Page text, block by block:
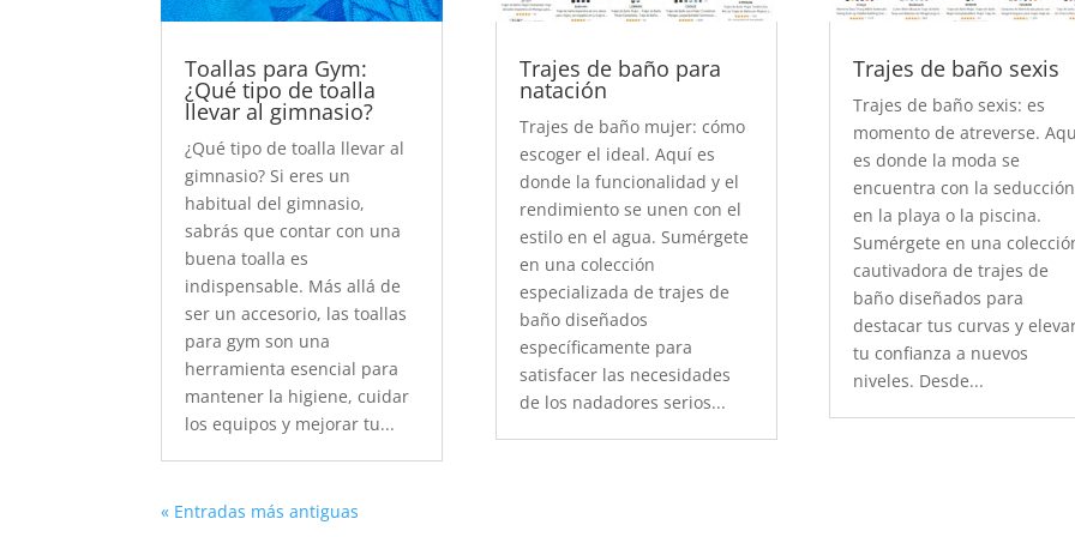
Toallas para Gym:
¿Qué tipo de toalla
llevar al gimnasio?
¿Qué tipo de toalla llevar al
gimnasio? Si eres un
habitual del gimnasio,
sabrás que contar con una
buena toalla es
indispensable. Más allá de
ser un accesorio, las toallas
para gym son una
herramienta esencial para
mantener la higiene, cuidar
los equipos y mejorar tu...
Trajes de baño para
natación
Trajes de baño mujer: cómo
escoger el ideal. Aquí es
donde la funcionalidad y el
rendimiento se unen con el
estilo en el agua. Sumérgete
en una colección
especializada de trajes de
baño diseñados
específicamente para
satisfacer las necesidades
de los nadadores serios...
Trajes de baño sexis
Trajes de baño sexis: es
momento de atreverse.
es donde la moda se
encuentra con la seducción
en la playa o la piscina.
Sumérgete en una
cautivadora de trajes de
baño diseñados para
destacar tus curvas y
tu confianza a nuevos
niveles. Desde...
« Entradas más antiguas